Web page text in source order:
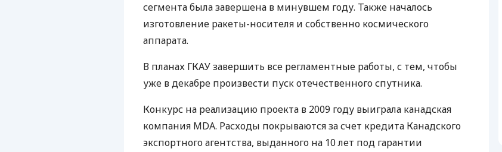
сегмента была завершена в минувшем году. Также началось
изготовление ракеты-носителя и собственно космического
аппарата.
В планах ГКАУзавершить все регламентные работы, с тем, чтобы
уже в декабре произвести пуск отечественного спутника.
Конкурс на реализацию проекта в 2009 году выиграла канадская
компания MDA. Расходы покрываются за счет кредита Канадского
экспортного агентства, выданного на 10 лет под гарантии